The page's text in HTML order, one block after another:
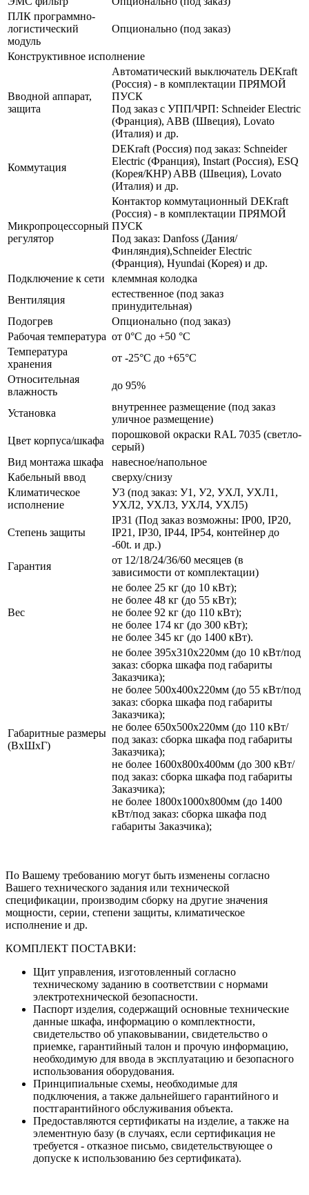
ПЛК программно-
логистический
модуль
Опционально (под заказ)
Конструктивное исполнение
Вводной аппарат,
защита
Автоматический выключатель DEKraft
(Россия) - в комплектации ПРЯМОЙ
ПУСК
Под заказ с УПП/ЧРП: Schneider Electric
(Франция), ABB (Швеция), Lovato
(Италия) и др.
Коммутация
DEKraft (Россия) под заказ: Schneider
Electric (Франция), Instart (Россия), ESQ
(Корея/КНР) ABB (Швеция), Lovato
(Италия) и др.
Микропроцессорный
регулятор
Контактор коммутационный DEKraft
(Россия) - в комплектации ПРЯМОЙ
ПУСК
Под заказ: Danfoss (Дания/
Финляндия),Schneider Electric
(Франция), Hyundai (Корея) и др.
Подключение к сети
клеммная колодка
Вентиляция
естественное (под заказ
принудительная)
Подогрев
Опционально (под заказ)
Рабочая температура от 0°C до +50 °C
Температура
хранения
от -25°C до +65°C
Относительная
влажность
до 95%
Установка
внутреннее размещение (под заказ
уличное размещение)
Цвет корпуса/шкафа
порошковой окраски RAL 7035 (светло-
серый)
Вид монтажа шкафа
навесное/напольное
Кабельный ввод
сверху/снизу
Климатическое
исполнение
У3 (под заказ: У1, У2, УХЛ, УХЛ1,
УХЛ2, УХЛ3, УХЛ4, УХЛ5)
Степень защиты
IP31 (Под заказ возможны: IP00, IP20,
IP21, IP30, IP44, IP54, контейнер до
-60t. и др.)
Гарантия
от 12/18/24/36/60 месяцев (в
зависимости от комплектации)
Вес
не более 25 кг (до 10 кВт);
не более 48 кг (до 55 кВт);
не более 92 кг (до 110 кВт);
не более 174 кг (до 300 кВт);
не более 345 кг (до 1400 кВт).
Габаритные размеры
(ВхШхГ)
не более 395х310х220мм (до 10 кВт/под
заказ: сборка шкафа под габариты
Заказчика);
не более 500х400х220мм (до 55 кВт/под
заказ: сборка шкафа под габариты
Заказчика);
не более 650х500х220мм (до 110 кВт/
под заказ: сборка шкафа под габариты
Заказчика);
не более 1600х800х400мм (до 300 кВт/
под заказ: сборка шкафа под габариты
Заказчика);
не более 1800х1000х800мм (до 1400
кВт/под заказ: сборка шкафа под
габариты Заказчика);
По Вашему требованию могут быть изменены согласно
Вашего технического задания или технической
спецификации, производим сборку на другие значения
мощности, серии, степени защиты, климатическое
исполнение и др.
КОМПЛЕКТ ПОСТАВКИ:
Щит управления, изготовленный согласно
техническому заданию в соответствии с нормами
электротехнической безопасности.
Паспорт изделия, содержащий основные технические
данные шкафа, информацию о комплектности,
свидетельство об упаковывании, свидетельство о
приемке, гарантийный талон и прочую информацию,
необходимую для ввода в эксплуатацию и безопасного
использования оборудования.
Принципиальные схемы, необходимые для
подключения, а также дальнейшего гарантийного и
постгарантийного обслуживания объекта.
Предоставляются сертификаты на изделие, а также на
элементную базу (в случаях, если сертификация не
требуется - отказное письмо, свидетельствующее о
допуске к использованию без сертификата).